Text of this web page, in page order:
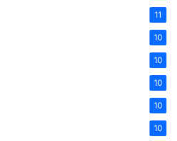
11
10
10
10
10
10